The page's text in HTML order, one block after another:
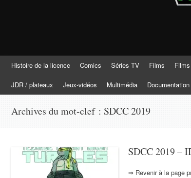
Tortuepédia
L'encyclopédie des Tortues Ninja !
contenu
Histoire de la licence Comics Séries TV Films
JDR / plateaux Jeux-vidéos Multimédia Documentation
Archives du mot-clef : SDCC 2019
SDCC 2019 –
⇒ Revenir à la page